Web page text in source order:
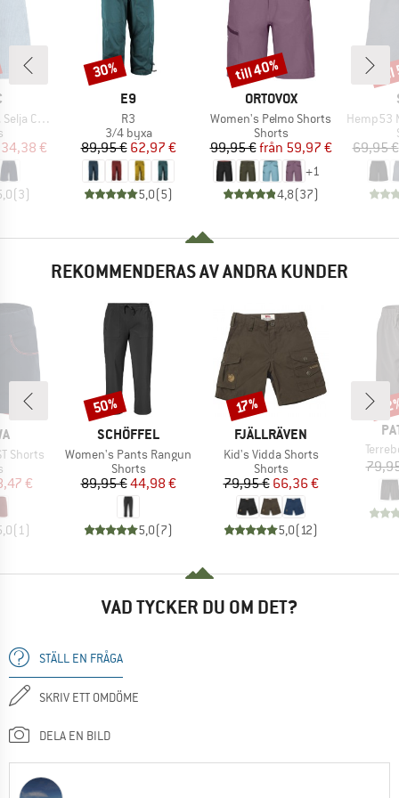
Shorts
pris
34,38 €
(3)
VARUMÄRKE
E9
Produkter
R3
Produktgrupp
3/4 byxa
Pris
89,95 €Reducerat pris
62,97 €
5,0(5)
Rabatt
30%
VARUMÄRKE
ORTOVOX
Produkter
Women's Pelmo Shorts
Produktgrupp
Shorts
Pris
99,95 € Reducerat pris
från 59,97 €
+1
4,8(37)
Rabatt
till 40%
Produkter
Hemp53
69,95 €
REKOMMENDERAS AV ANDRA KUNDER
Shorts
pris
€
(1)
VARUMÄRKE
SCHÖFFEL
Produkter
Women's Pants Rangun
Produktgrupp
Shorts
Pris
89,95 €Reducerat pris
44,98 €
5,0(7)
Rabatt
50%
VARUMÄRKE
FJÄLLRÄVEN
Produkter
Kid's Vidda Shorts
Produktgrupp
Shorts
Pris
79,95 €Reducerat pris
66,36 €
5,0(12)
Rabatt
17%
VAD TYCKER DU OM DET?
STÄLL EN FRÅGA
SKRIV ETT OMDÖME
DELA EN BILD